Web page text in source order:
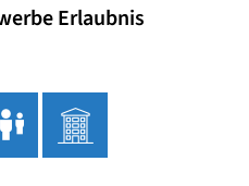
Erlaubnis